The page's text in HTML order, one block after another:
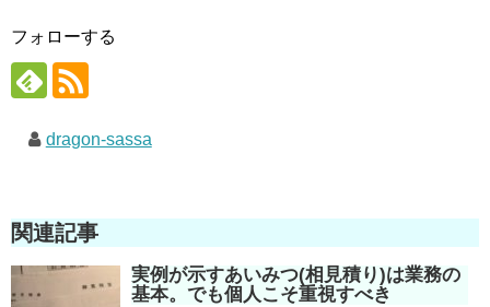
フォローする
dragon-sassa
関連記事
実例が示すあいみつ(相見積り)は業務の
基本。でも個人こそ重視すべき